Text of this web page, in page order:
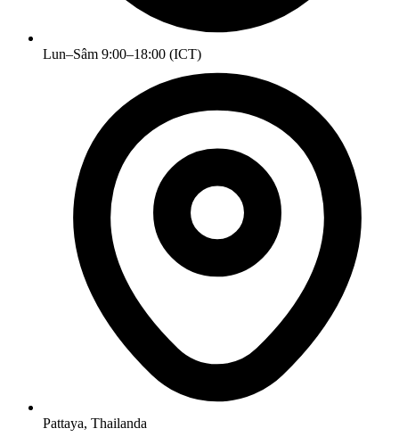
Lun–Sâm 9:00–18:00 (ICT)
Pattaya, Thailanda